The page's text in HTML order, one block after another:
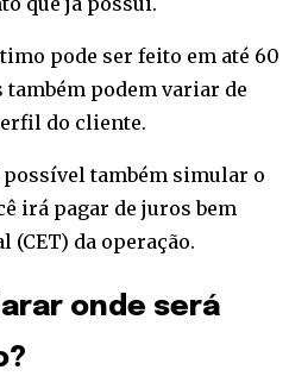
pode ser feito em até 60
também podem variar de
do cliente.
possível também simular o
irá pagar de juros bem
(CET) da operação.
onde será